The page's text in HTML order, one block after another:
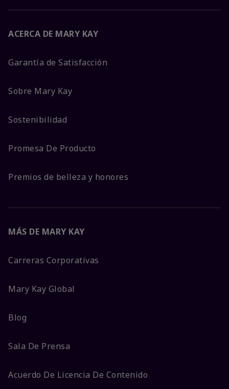
ACERCA DE MARY KAY
Garantía de Satisfacción
Sobre Mary Kay
Sostenibilidad
Promesa De Producto
Premios de belleza y honores
MÁS DE MARY KAY
Carreras Corporativas
Mary Kay Global
Blog
Sala De Prensa
Acuerdo De Licencia De Contenido